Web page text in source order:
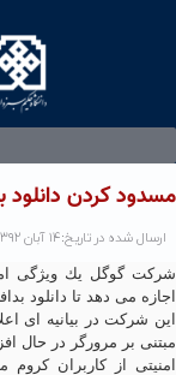
مسدود كردن دانلود
ارسال شده در تاریخ:۱۴ آبان ۱۳۹۲
شركت گوگل یك ویژگی
اجازه می دهد تا دانلود
این شركت در بیانیه ای
مبتنی بر مرورگر در حال
امنیتی از كاربران